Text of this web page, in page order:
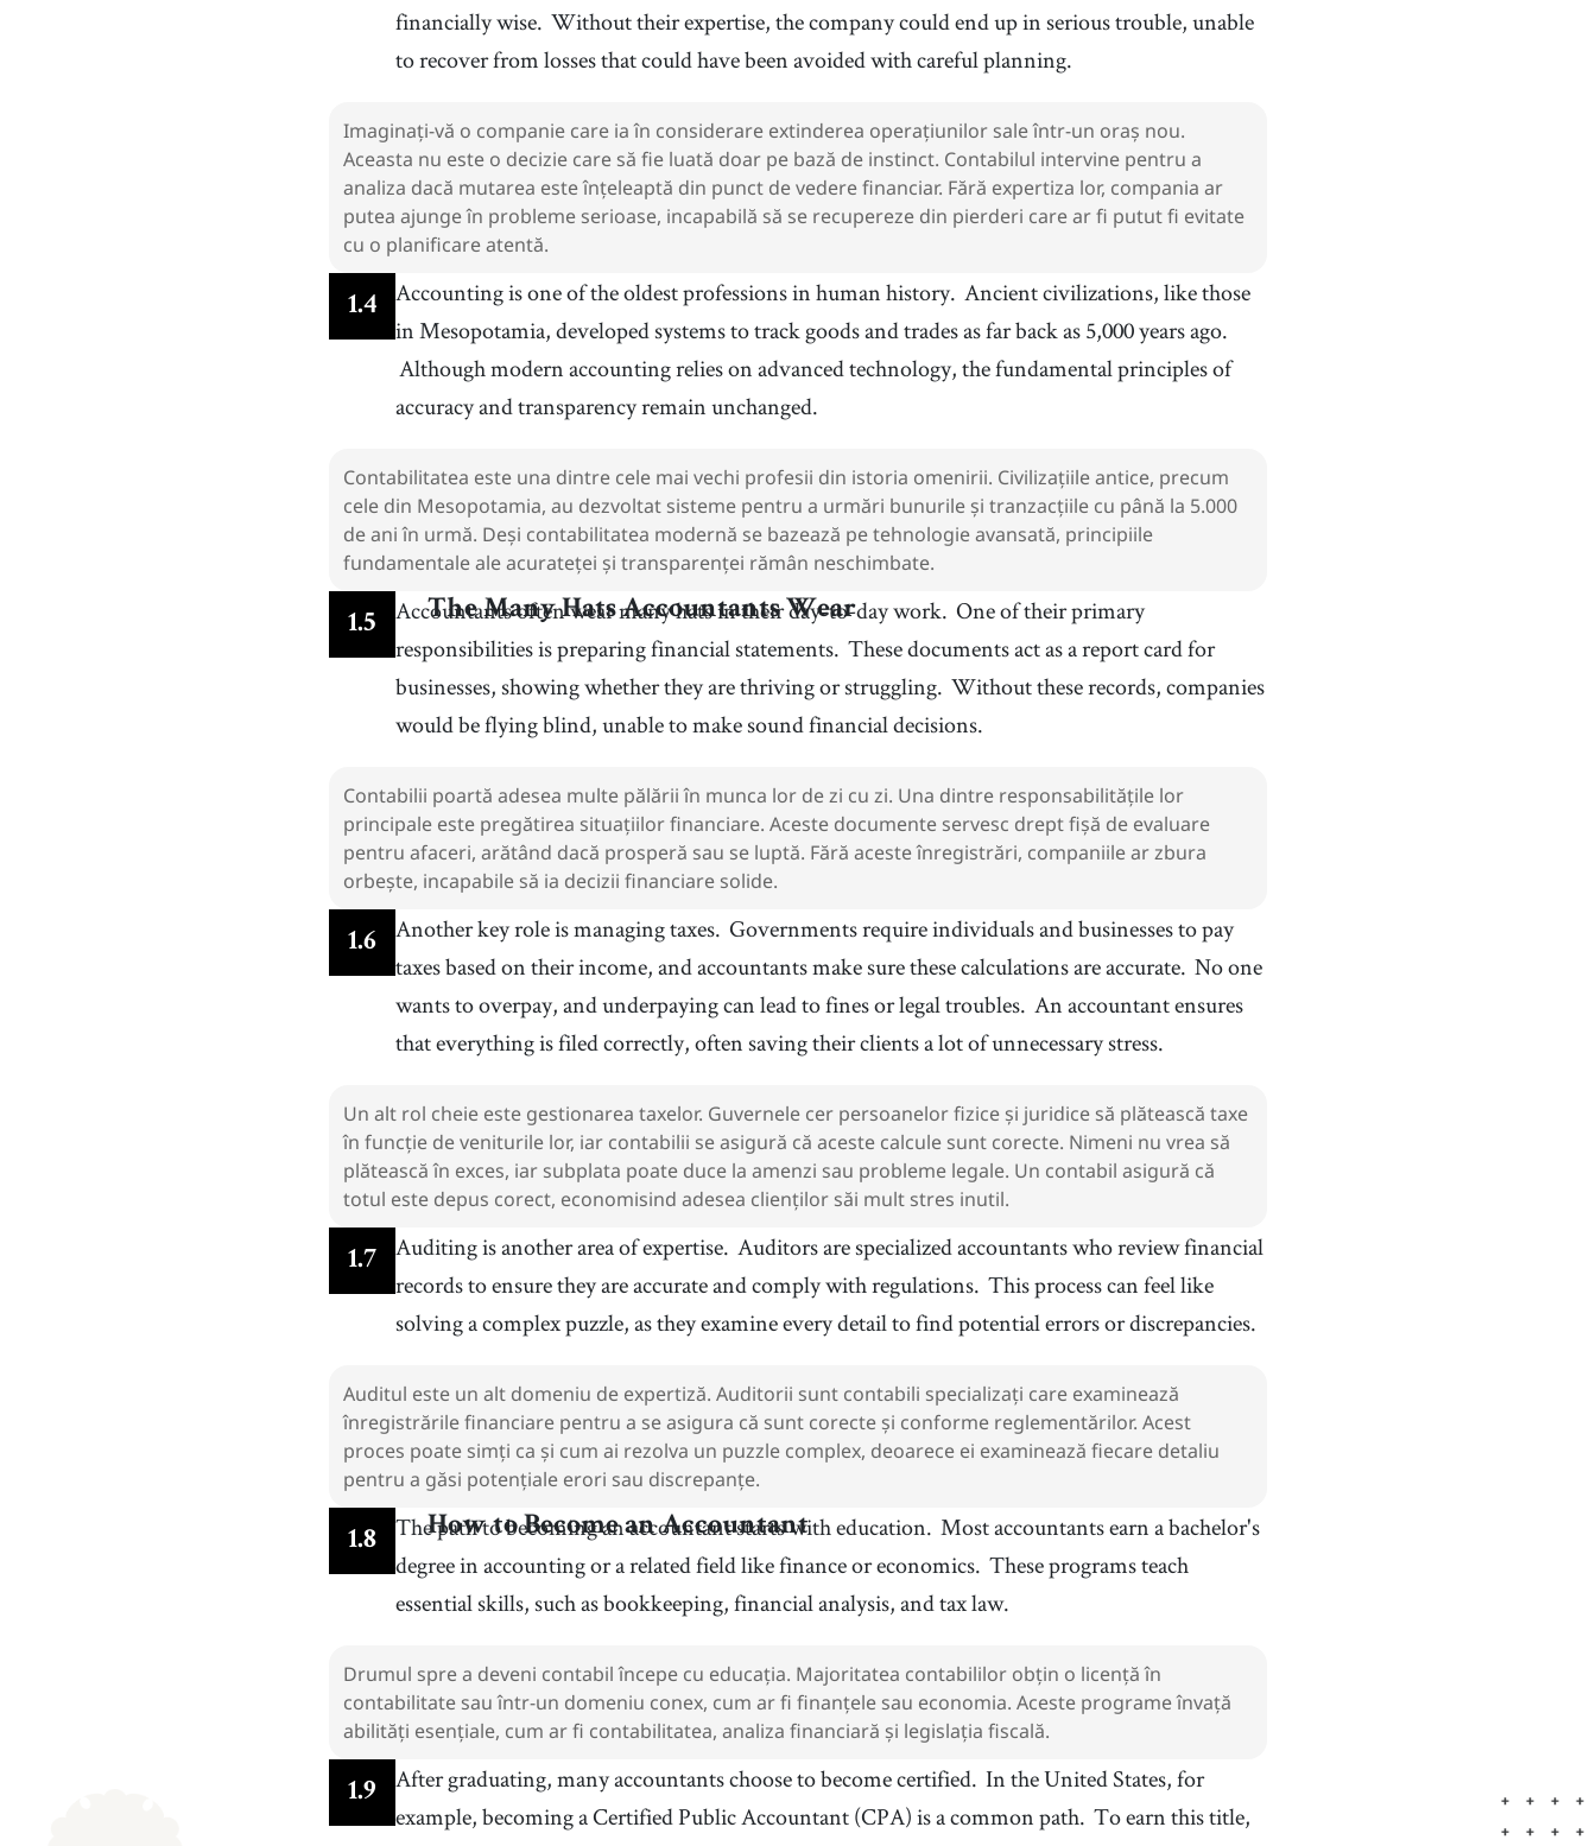
financially wise. Without their expertise, the company could end up in serious trouble, unable
to recover from losses that could have been avoided with careful planning.
Imaginați-vă o companie care ia în considerare extinderea operațiunilor sale într-un oraș nou.
Aceasta nu este o decizie care să fie luată doar pe bază de instinct. Contabilul intervine pentru a
analiza dacă mutarea este înțeleaptă din punct de vedere financiar. Fără expertiza lor, compania ar
putea ajunge în probleme serioase, incapabilă să se recupereze din pierderi care ar fi putut fi evitate
cu o planificare atentă.
1.4 Accounting is one of the oldest professions in human history. Ancient civilizations, like those
in Mesopotamia, developed systems to track goods and trades as far back as 5,000 years ago.
Although modern accounting relies on advanced technology, the fundamental principles of
accuracy and transparency remain unchanged.
Contabilitatea este una dintre cele mai vechi profesii din istoria omenirii. Civilizațiile antice, precum
cele din Mesopotamia, au dezvoltat sisteme pentru a urmări bunurile și tranzacțiile cu până la 5.000
de ani în urmă. Deși contabilitatea modernă se bazează pe tehnologie avansată, principiile
fundamentale ale acurateței și transparenței rămân neschimbate.
The Many Hats Accountants Wear
1.5 Accountants often wear many hats in their day-to-day work. One of their primary
responsibilities is preparing financial statements. These documents act as a report card for
businesses, showing whether they are thriving or struggling. Without these records, companies
would be flying blind, unable to make sound financial decisions.
Contabilii poartă adesea multe pălării în munca lor de zi cu zi. Una dintre responsabilitățile lor
principale este pregătirea situațiilor financiare. Aceste documente servesc drept fișă de evaluare
pentru afaceri, arătând dacă prosperă sau se luptă. Fără aceste înregistrări, companiile ar zbura
orbește, incapabile să ia decizii financiare solide.
1.6 Another key role is managing taxes. Governments require individuals and businesses to pay
taxes based on their income, and accountants make sure these calculations are accurate. No one
wants to overpay, and underpaying can lead to fines or legal troubles. An accountant ensures
that everything is filed correctly, often saving their clients a lot of unnecessary stress.
Un alt rol cheie este gestionarea taxelor. Guvernele cer persoanelor fizice și juridice să plătească taxe
în funcție de veniturile lor, iar contabilii se asigură că aceste calcule sunt corecte. Nimeni nu vrea să
plătească în exces, iar subplata poate duce la amenzi sau probleme legale. Un contabil asigură că
totul este depus corect, economisind adesea clienților săi mult stres inutil.
1.7 Auditing is another area of expertise. Auditors are specialized accountants who review financial
records to ensure they are accurate and comply with regulations. This process can feel like
solving a complex puzzle, as they examine every detail to find potential errors or discrepancies.
Auditul este un alt domeniu de expertiză. Auditorii sunt contabili specializați care examinează
înregistrările financiare pentru a se asigura că sunt corecte și conforme reglementărilor. Acest
proces poate simți ca și cum ai rezolva un puzzle complex, deoarece ei examinează fiecare detaliu
pentru a găsi potențiale erori sau discrepanțe.
How to Become an Accountant
1.8 The path to becoming an accountant starts with education. Most accountants earn a bachelor's
degree in accounting or a related field like finance or economics. These programs teach
essential skills, such as bookkeeping, financial analysis, and tax law.
Drumul spre a deveni contabil începe cu educația. Majoritatea contabililor obțin o licență în
contabilitate sau într-un domeniu conex, cum ar fi finanțele sau economia. Aceste programe învață
abilități esențiale, cum ar fi contabilitatea, analiza financiară și legislația fiscală.
1.9 After graduating, many accountants choose to become certified. In the United States, for
example, becoming a Certified Public Accountant (CPA) is a common path. To earn this title,